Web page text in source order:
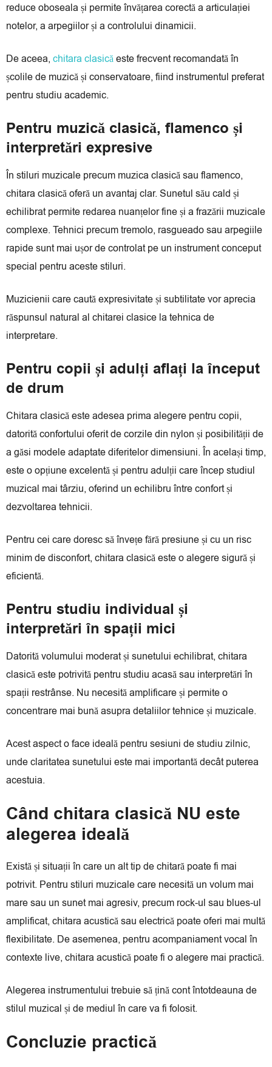
reduce oboseala și permite învățarea corectă a articulației
notelor, a arpegiilor și a controlului dinamicii.
De aceea, chitara clasicăeste frecvent recomandată în
școlile de muzică și conservatoare, fiind instrumentul preferat
pentru studiu academic.
Pentru muzică clasică, flamenco și
interpretări expresive
În stiluri muzicale precum muzica clasică sau flamenco,
chitara clasică oferă un avantaj clar. Sunetul său cald și
echilibrat permite redarea nuanțelor fine și a frazării muzicale
complexe. Tehnici precum tremolo, rasgueado sau arpegiile
rapide sunt mai ușor de controlat pe un instrument conceput
special pentru aceste stiluri.
Muzicienii care caută expresivitate și subtilitate vor aprecia
răspunsul natural al chitarei clasice la tehnica de
interpretare.
Pentru copii și adulți aflați la început
de drum
Chitara clasică este adesea prima alegere pentru copii,
datorită confortului oferit de corzile din nylon și posibilității de
a găsi modele adaptate diferitelor dimensiuni. În același timp,
este o opțiune excelentă și pentru adulții care încep studiul
muzical mai târziu, oferind un echilibru între confort și
dezvoltarea tehnicii.
Pentru cei care doresc să învețe fără presiune și cu un risc
minim de disconfort, chitara clasică este o alegere sigură și
eficientă.
Pentru studiu individual și
interpretări în spații mici
Datorită volumului moderat și sunetului echilibrat, chitara
clasică este potrivită pentru studiu acasă sau interpretări în
spații restrânse. Nu necesită amplificare și permite o
concentrare mai bună asupra detaliilor tehnice și muzicale.
Acest aspect o face ideală pentru sesiuni de studiu zilnic,
unde claritatea sunetului este mai importantă decât puterea
acestuia.
Când chitara clasică NU este
alegerea ideală
Există și situații în care un alt tip de chitară poate fi mai
potrivit. Pentru stiluri muzicale care necesită un volum mai
mare sau un sunet mai agresiv, precum rock-ul sau blues-ul
amplificat, chitara acustică sau electrică poate oferi mai multă
flexibilitate. De asemenea, pentru acompaniament vocal în
contexte live, chitara acustică poate fi o alegere mai practică.
Alegerea instrumentului trebuie să țină cont întotdeauna de
stilul muzical și de mediul în care va fi folosit.
Concluzie practică